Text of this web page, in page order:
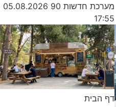
מערכת חדשות 90
05.08.2026
17:55
דף הבית